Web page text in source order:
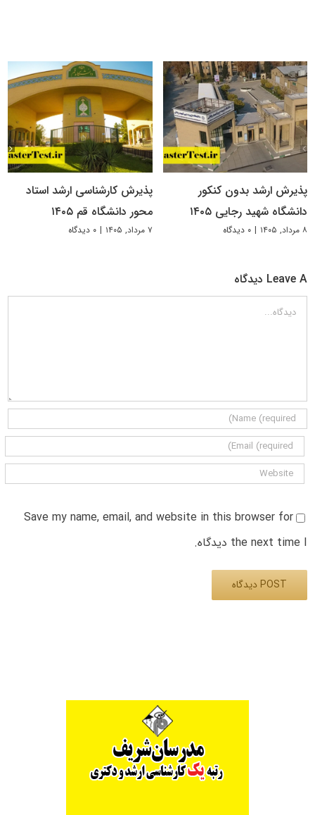
پذیرش ارشد بدون کنکور
دانشگاه شهید رجایی ۱۴۰۵
۸ مرداد, ۱۴۰۵ | ۰ دیدگاه
پذیرش کارشناسی ارشد استاد
محور دانشگاه قم ۱۴۰۵
۷ مرداد, ۱۴۰۵ | ۰ دیدگاه
Leave A دیدگاه
دیدگاه
Save my name, email, and website in this browser for
the next time I دیدگاه.